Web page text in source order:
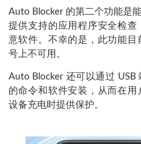
Auto Blocker 的第二个功能是
提供支持的应用程序安全检查
意软件。不幸的是，此功能目
号上不可用。
Auto Blocker 还可以通过 USB
的命令和软件安装，从而在用
设备充电时提供保护。